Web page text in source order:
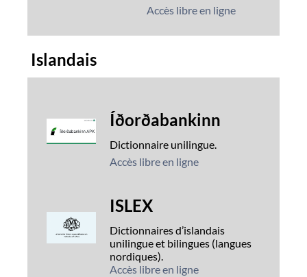
Accès libre en ligne
Islandais
Íðorðabankinn
Dictionnaire unilingue.
Accès libre en ligne
ISLEX
Dictionnaires d’islandais
unilingue et bilingues (langues
nordiques).
Accès libre en ligne